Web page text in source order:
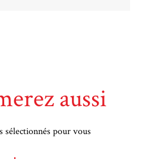
aussi
sélectionnés pour vous